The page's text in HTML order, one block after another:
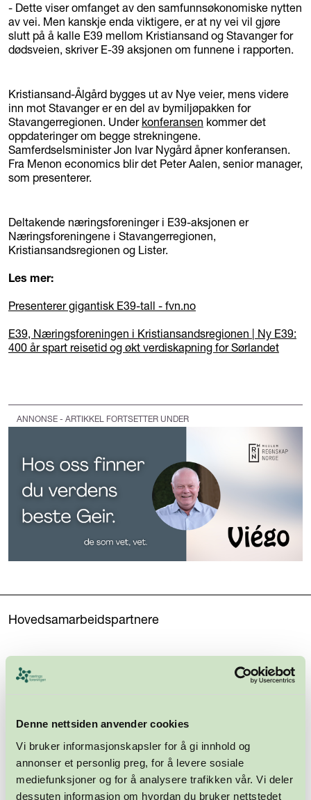
Denne nettsiden anvender cookies
Vi bruker informasjonskapsler for å gi innhold og
annonser et personlig preg, for å levere sosiale
mediefunksjoner og for å analysere trafikken vår. Vi deler
dessuten informasjon om hvordan du bruker nettstedet
- Dette viser omfanget av den samfunnsøkonomiske nytten
av vei. Men kanskje enda viktigere, er at ny vei vil gjøre
slutt på å kalle E39 mellom Kristiansand og Stavanger for
dødsveien, skriver E-39 aksjonen om funnene i rapporten.
Kristiansand-Ålgård bygges ut av Nye veier, mens videre
inn mot Stavanger er en del av bymiljøpakken for
Stavangerregionen. Under konferansen kommer det
oppdateringer om begge strekningene.
Samferdselsminister Jon Ivar Nygård åpner konferansen.
Fra Menon economics blir det Peter Aalen, senior manager,
som presenterer.
Deltakende næringsforeninger i E39-aksjonen er
Næringsforeningene i Stavangerregionen,
Kristiansandsregionen og Lister.
Les mer:
Presenterer gigantisk E39-tall - fvn.no
E39, Næringsforeningen i Kristiansandsregionen | Ny E39:
400 år spart reisetid og økt verdiskapning for Sørlandet
ANNONSE - ARTIKKEL FORTSETTER UNDER
Hovedsamarbeidspartnere